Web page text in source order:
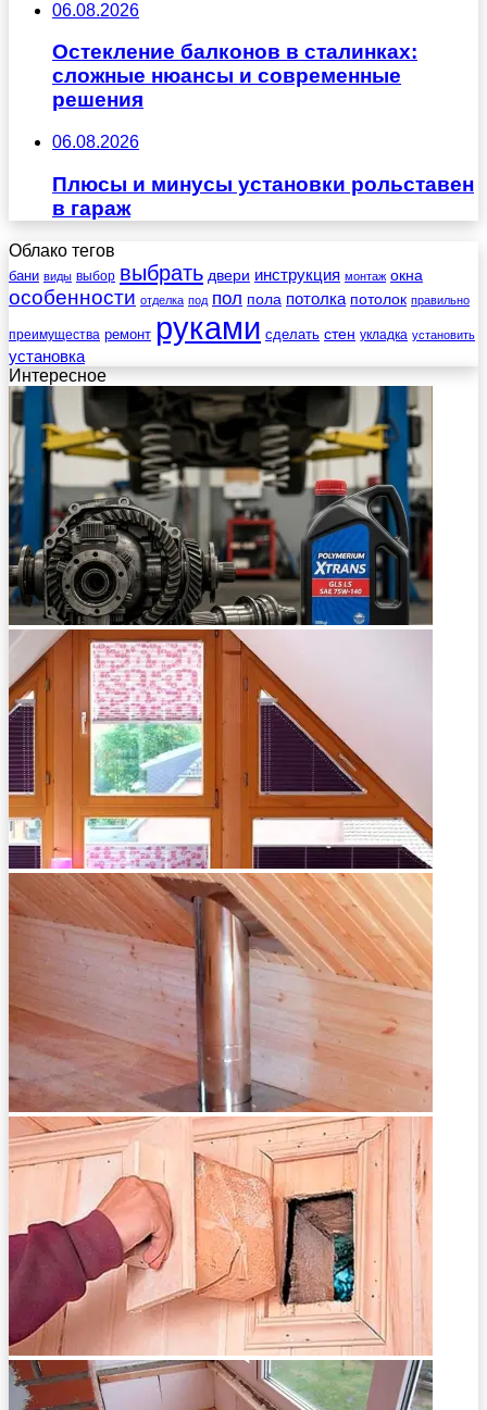
06.08.2026
Остекление балконов в сталинках:
сложные нюансы и современные
решения
06.08.2026
Плюсы и минусы установки рольставен
в гараж
Облако тегов
бани виды выбор выбрать двери инструкция монтаж окна
особенности отделка под пол пола потолка потолок правильно
преимущества ремонт руками сделать стен укладка установить
установка
Интересное